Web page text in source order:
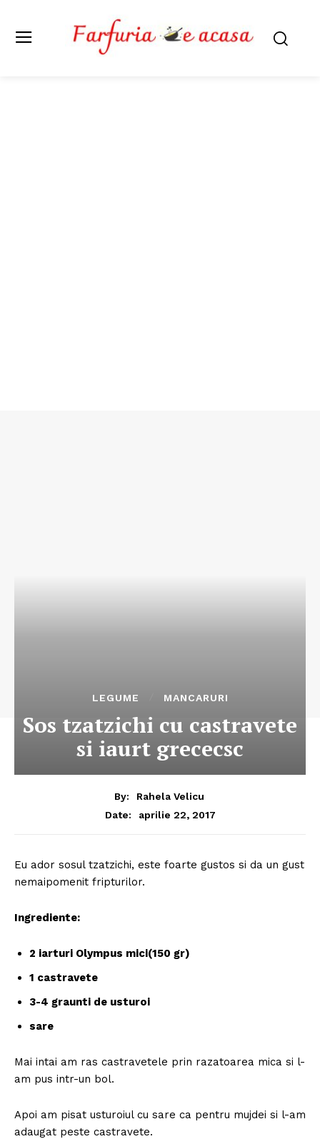
LEGUME MANCARURI
Sos tzatzichi cu castravete
si iaurt grececsc
By:
Rahela Velicu
Date:
aprilie 22, 2017
Eu ador sosul tzatzichi, este foarte gustos si da un gust
nemaipomenit fripturilor.
Ingrediente:
2 iarturi Olympus mici(150 gr)
1 castravete
3-4 graunti de usturoi
sare
Mai intai am ras castravetele prin razatoarea mica si l-
am pus intr-un bol.
Apoi am pisat usturoiul cu sare ca pentru mujdei si l-am
adaugat peste castravete.